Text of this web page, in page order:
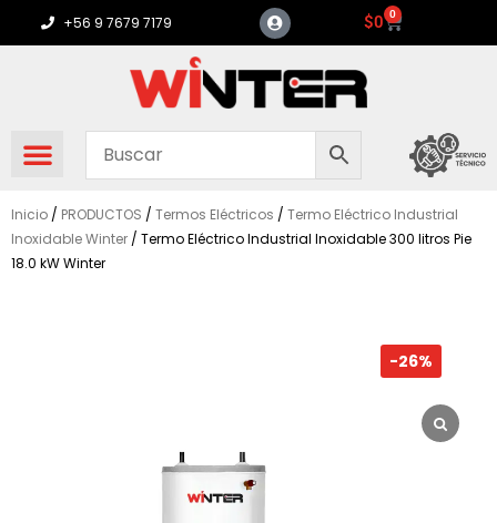
+56 9 7679 7179 $0 0
Carrito
Inicio / PRODUCTOS / Termos Eléctricos / Termo Eléctrico Industrial
Inoxidable Winter / Termo Eléctrico Industrial Inoxidable 300 litros Pie
18.0 kW Winter
-26%